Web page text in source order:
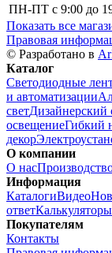
ПН-ПТ с 9:00 до
Показать все
Правовая
© Разработано в
Каталог
Светодиодные
и автоматизации
светДизайнерский
освещениеГибкий
декор
О компании
О нас
Информация
КаталогиВидео
ответКалькуляторы
Покупателям
Контакты